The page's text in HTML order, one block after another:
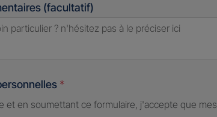
(facultatif)
*
et en soumettant ce formulaire, j'accepte que mes